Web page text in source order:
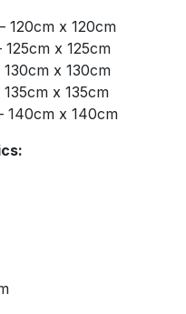
120cm x 120cm
125cm x 125cm
130cm x 130cm
x 135cm
140cm x 140cm